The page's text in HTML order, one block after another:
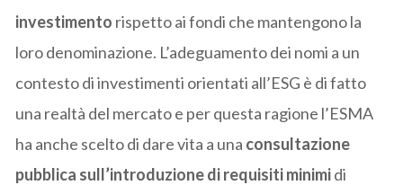
investimento rispetto ai fondi che mantengono la
loro denominazione. L’adeguamento dei nomi a un
contesto di investimenti orientati all’ESG è di fatto
una realtà del mercato e per questa ragione l’ESMA
ha anche scelto di dare vita a una consultazione
pubblica sull’introduzione di requisiti minimidi